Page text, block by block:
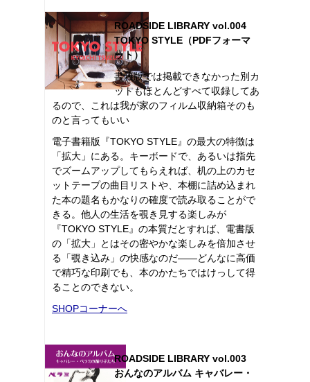
ROADSIDE LIBRARY vol.004
TOKYO STYLE（PDFフォーマ
ット）
書籍版では掲載できなかった別カ
ットもほとんどすべて収録してあ
るので、これは我が家のフィルム収納箱そのも
のと言ってもいい
電子書籍版『TOKYO STYLE』の最大の特徴は
「拡大」にある。キーボードで、あるいは指先
でズームアップしてもらえれば、机の上のカセ
ットテープの曲目リストや、本棚に詰め込まれ
た本の題名もかなりの確度で読み取ることがで
きる。他人の生活を覗き見する楽しみが
『TOKYO STYLE』の本質だとすれば、電書版
の「拡大」とはその密やかな楽しみを倍加させ
る「覗き込み」の快感なのだ――どんなに高価
で精巧な印刷でも、本のかたちではけっして得
ることのできない。
SHOPコーナーへ
ROADSIDE LIBRARY vol.003
おんなのアルバム キャバレー・